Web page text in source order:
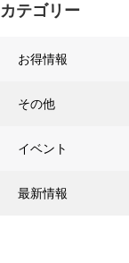
カテゴリー
お得情報
その他
イベント
最新情報